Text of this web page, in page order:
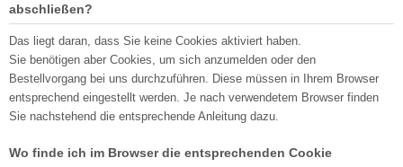
abschließen?
Das liegt daran, dass Sie keine Cookies aktiviert haben.
Sie benötigen aber Cookies, um sich anzumelden oder den
Bestellvorgang bei uns durchzuführen. Diese müssen in Ihrem Browser
entsprechend eingestellt werden. Je nach verwendetem Browser finden
Sie nachstehend die entsprechende Anleitung dazu.
Wo finde ich im Browser die entsprechenden Cookie